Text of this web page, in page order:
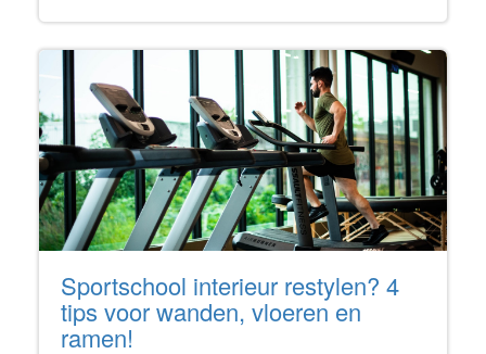
Sportschool interieur restylen? 4
tips voor wanden, vloeren en
ramen!